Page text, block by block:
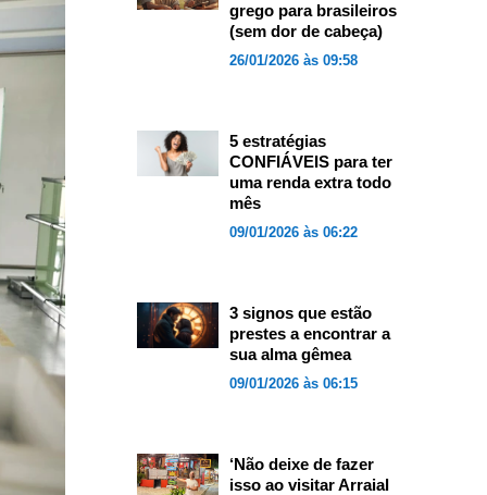
grego para brasileiros
(sem dor de cabeça)
26/01/2026 às 09:58
5 estratégias
CONFIÁVEIS para ter
uma renda extra todo
mês
09/01/2026 às 06:22
3 signos que estão
prestes a encontrar a
sua alma gêmea
09/01/2026 às 06:15
‘Não deixe de fazer
isso ao visitar Arraial